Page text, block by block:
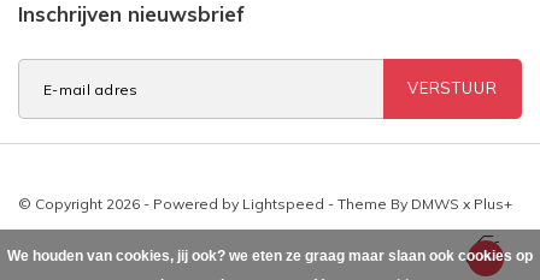
Inschrijven nieuwsbrief
VERSTUUR
© Copyright 2026 - Powered by Lightspeed - Theme By DMWS x Plus+
We houden van cookies, jij ook? we eten ze graag maar slaan ook cookies op